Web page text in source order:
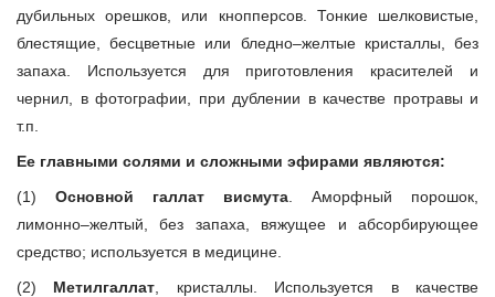
дубильных орешков, или кнопперсов. Тонкие шелковистые,
блестящие, бесцветные или бледно–желтые кристаллы, без
запаха. Используется для приготовления красителей и
чернил, в фотографии, при дублении в качестве протравы и
т.п.
Ее главными солями и сложными эфирами являются:
(1) Основной галлат висмута . Аморфный порошок,
лимонно–желтый, без запаха, вяжущее и абсорбирующее
средство; используется в медицине.
(2) Метилгаллат , кристаллы. Используется в качестве